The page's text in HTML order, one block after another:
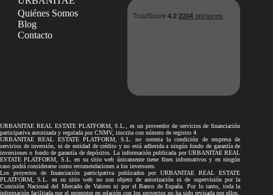
Quiénes Somos
Blog
Contacto
URBANITAE REAL ESTATE PLATFORM, S.L., es un proveedor de servicios de financiación
participativa autorizada y regulada por CNMV, inscrita con número de registro 4.
URBANITAE REAL ESTATE PLATFORM, S.L. no ostenta la condición de empresa de
servicios de inversión, ni de entidad de crédito y no está adherida a ningún fondo de garantía de
inversiones o fondo de garantía de depósitos. La información publicada por URBANITAE REAL
ESTATE PLATFORM, S.L. en su sitio web únicamente tiene fines informativos y en ningún
caso podrá considerarse como recomendaciones a los inversores.
Los proyectos de financiación participativa publicados por URBANITAE REAL ESTATE
PLATFORM, S.L. en su sitio web no son objeto de autorización ni de supervisión por la
Comisión Nacional del Mercado de Valores ni por el Banco de España. Por lo tanto, toda la
información facilitada por el promotor en relación con los proyectos no ha sido revisada por ellos.